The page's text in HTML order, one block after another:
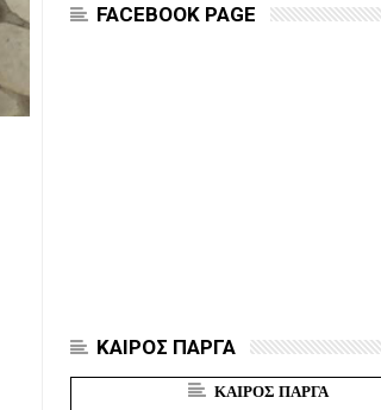
FACEBOOK PAGE
ΚΑΙΡΟΣ ΠΑΡΓΑ
ΚΑΙΡΟΣ ΠΑΡΓΑ